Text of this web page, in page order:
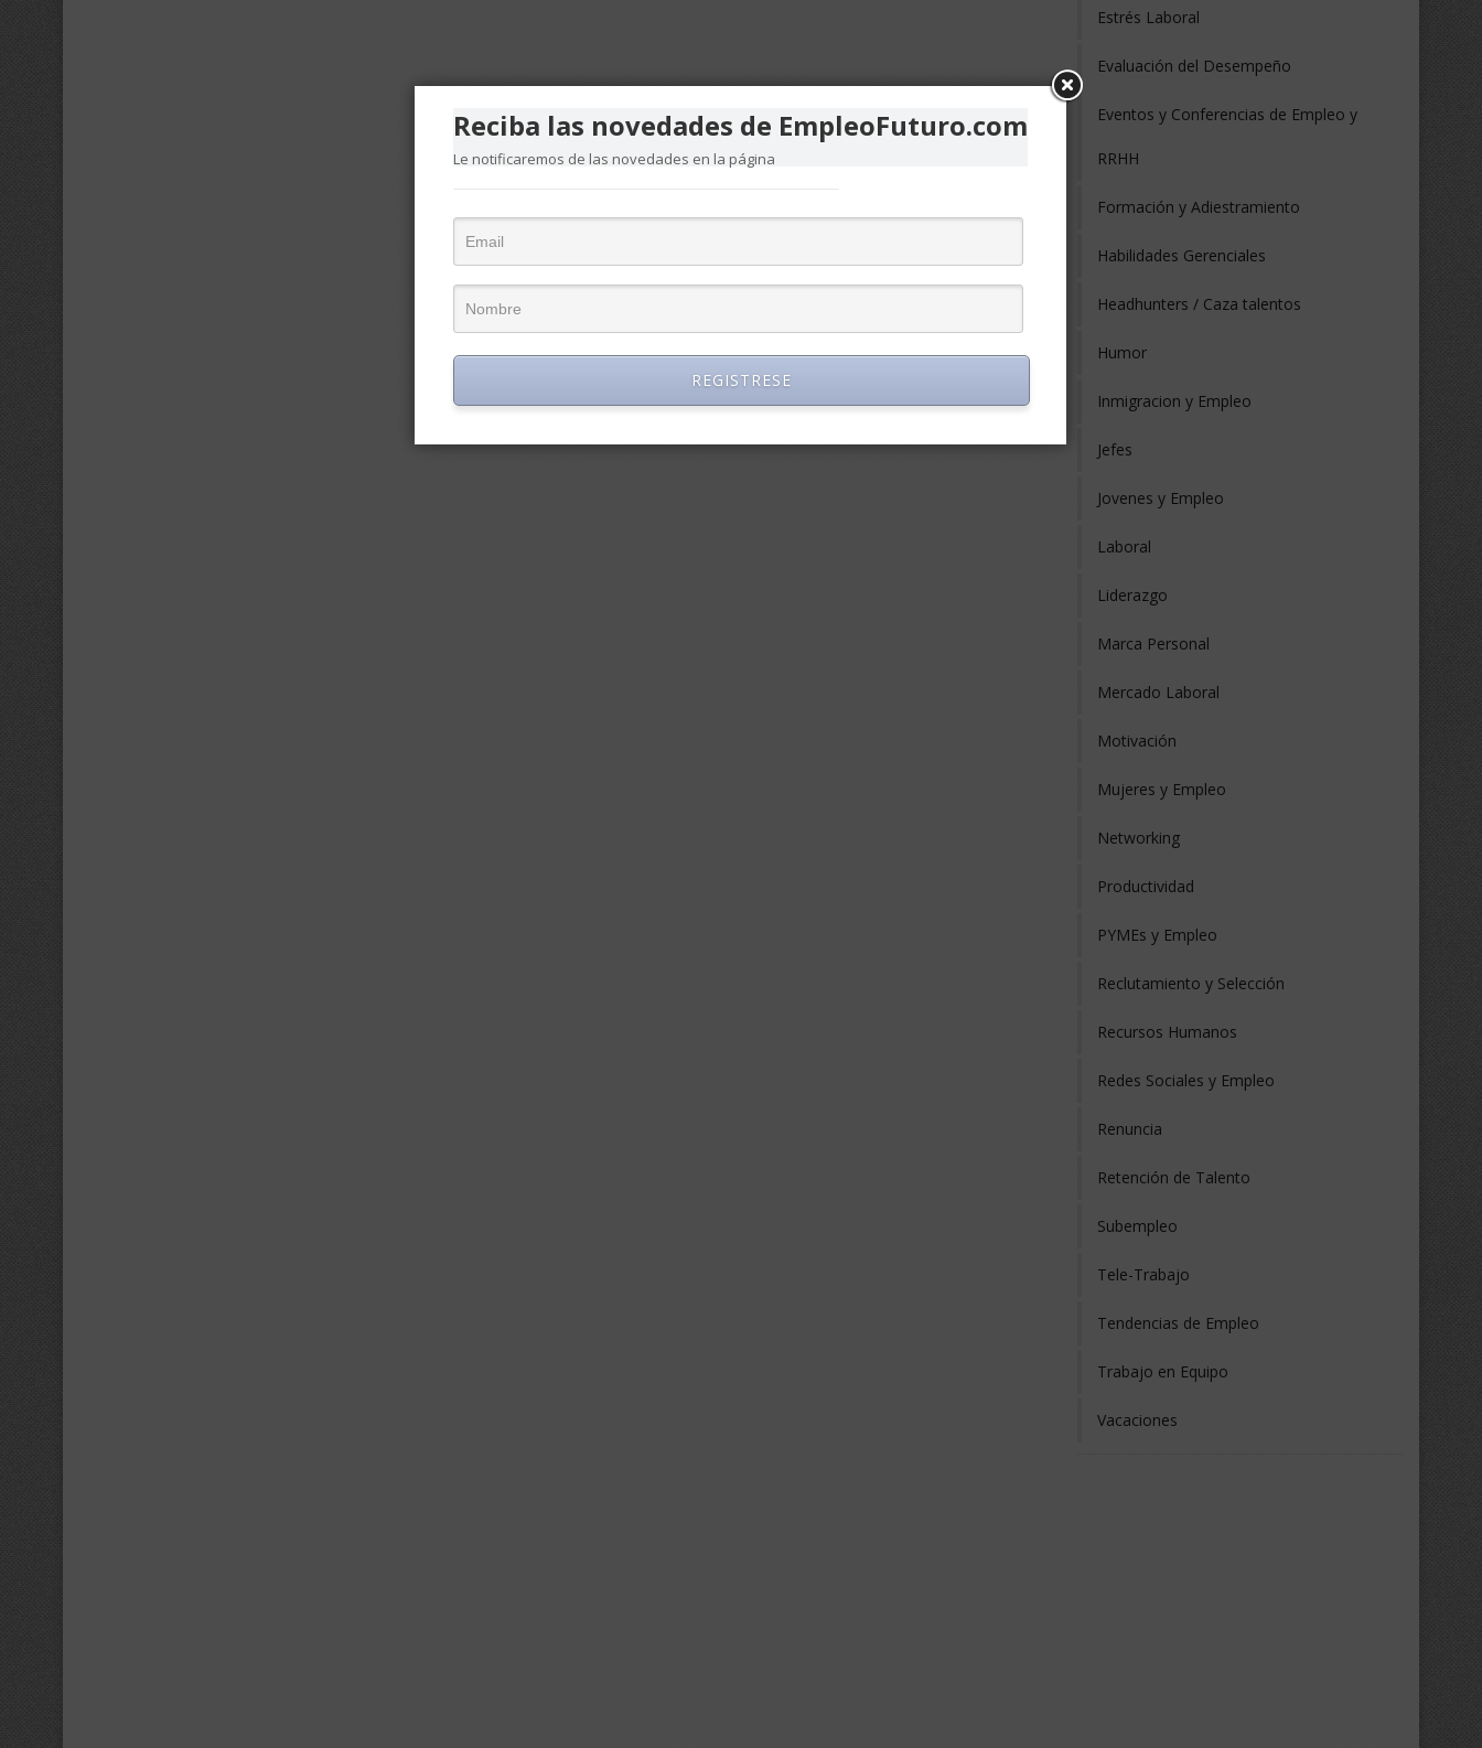
Estrés Laboral
Evaluación del Desempeño
Eventos y Conferencias de Empleo y
RRHH
Formación y Adiestramiento
Habilidades Gerenciales
Headhunters / Caza talentos
Humor
Inmigracion y Empleo
Jefes
Jovenes y Empleo
Laboral
Liderazgo
Marca Personal
Mercado Laboral
Motivación
Mujeres y Empleo
Networking
Productividad
PYMEs y Empleo
Reclutamiento y Selección
Recursos Humanos
Redes Sociales y Empleo
Renuncia
Retención de Talento
Subempleo
Tele-Trabajo
Tendencias de Empleo
Trabajo en Equipo
Vacaciones
Reciba las novedades de EmpleoFuturo.com
Le notificaremos de las novedades en la página
REGISTRESE